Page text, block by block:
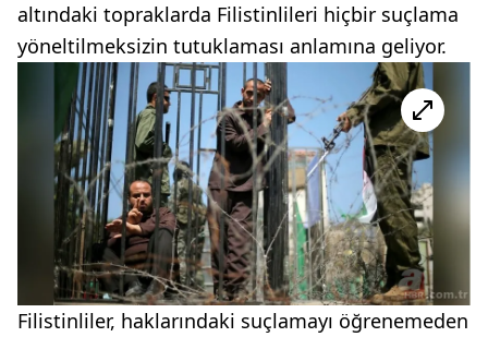
altındaki topraklarda Filistinlileri hiçbir suçlama
yöneltilmeksizin tutuklaması anlamına geliyor.
Filistinliler, haklarındaki suçlamayı öğrenemeden